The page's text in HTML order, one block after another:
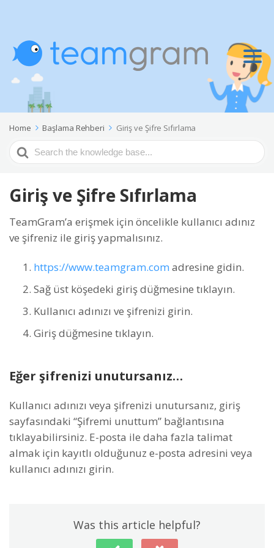
Home Başlama Rehberi Giriş ve Şifre Sıfırlama
Search
For
Giriş ve Şifre Sıfırlama
TeamGram’a erişmek için öncelikle kullanıcı adınız
ve şifreniz ile giriş yapmalısınız.
https://www.teamgram.com adresine gidin.
Sağ üst köşedeki giriş düğmesine tıklayın.
Kullanıcı adınızı ve şifrenizi girin.
Giriş düğmesine tıklayın.
Eğer şifrenizi unutursanız…
Kullanıcı adınızı veya şifrenizi unutursanız, giriş
sayfasındaki “Şifremi unuttum” bağlantısına
tıklayabilirsiniz. E-posta ile daha fazla talimat
almak için kayıtlı olduğunuz e-posta adresini veya
kullanıcı adınızı girin.
Was this article helpful?